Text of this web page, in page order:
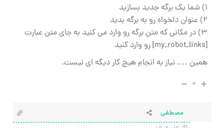
۱) شما یک برگه جدید بسازید
۲) عنوان دلخواه رو به برگه بدید
3) در مکانی که متن برگه رو وارد می کنید به جای متن عبارت
[my_robot_links] رو وارد کنید
همین …. نیاز به انجام هیچ کار دیگه ای نیست.
۰
مصطفی